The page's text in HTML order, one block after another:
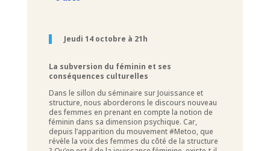
Jeudi 14 octobre à 21h
La subversion du féminin et ses
conséquences culturelles
Dans le sillon du séminaire sur Jouissance et
structure, nous aborderons le discours nouveau
des femmes en prenant en compte la notion de
féminin dans sa dimension psychique. Car,
depuis l’apparition du mouvement #Metoo, que
révèle la voix des femmes du côté de la structure